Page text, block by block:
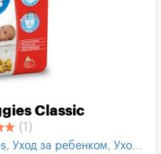
Classic
(1)
, Уход за ребенком, Уход